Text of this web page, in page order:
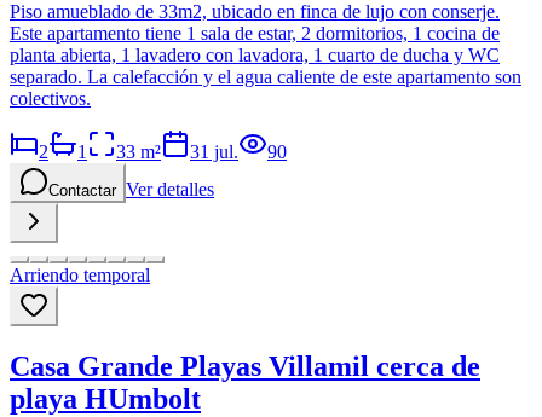
Piso amueblado de 33m2, ubicado en finca de lujo con conserje.
Este apartamento tiene 1 sala de estar, 2 dormitorios, 1 cocina de
planta abierta, 1 lavadero con lavadora, 1 cuarto de ducha y WC
separado. La calefacción y el agua caliente de este apartamento son
colectivos.
2 1 33 m² 31 jul. 90
Contactar Ver detalles
Arriendo temporal
Casa Grande Playas Villamil cerca de
playa HUmbolt